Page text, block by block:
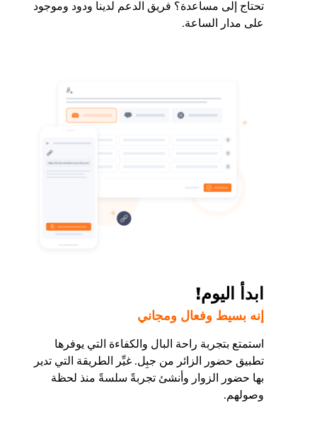
تحتاج إلى مساعدة؟ فريق الدعم لدينا ودود وموجود
على مدار الساعة.
ابدأ اليوم!
إنه بسيط وفعال ومجاني
استمتع بتجربة راحة البال والكفاءة التي يوفرها
تطبيق حضور الزائر من جبِل. غيِّر الطريقة التي تدير
بها حضور الزوار وأنشئ تجربةً سلسةً منذ لحظة
وصولهم.